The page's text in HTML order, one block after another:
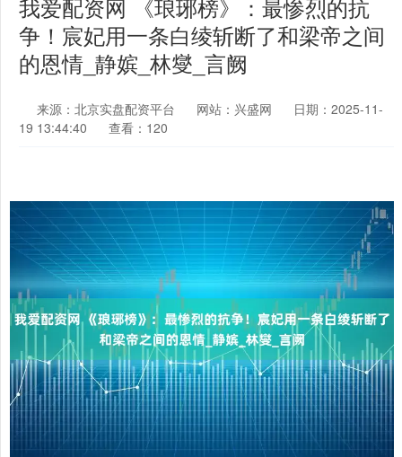
我爱配资网 《琅琊榜》：最惨烈的抗
争！宸妃用一条白绫斩断了和梁帝之间
的恩情_静嫔_林燮_言阙
来源：北京实盘配资平台 网站：兴盛网
日期：2025-11-
19 13:44:40
查看：120